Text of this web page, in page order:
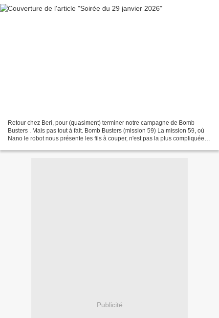
Retour chez Beri, pour (quasiment) terminer notre campagne de Bomb
Busters . Mais pas tout à fait. Bomb Busters (mission 59) La mission 59, où
Nano le robot nous présente les fils à couper, n'est pas la plus compliquée.
Publicité